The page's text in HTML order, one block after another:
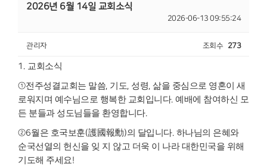
2026년 6월 14일 교회소식
2026-06-13 09:55:24
관리자 조회수 273
1. 교회소식
①전주성결교회는 말씀, 기도, 성령, 삶을 중심으로 영혼이 새
로워지며 예수님으 로 행복한 교회입니다. 예배에 참여하신 모
든 분들과 성도님들을 환영합니다.
②6월은 호국보훈(護國報勳)의 달입니다. 하나님의 은혜와
순국선열의 헌신을 잊 지 않고 더욱 이 나라 대한민국을 위해
기도해 주세요!